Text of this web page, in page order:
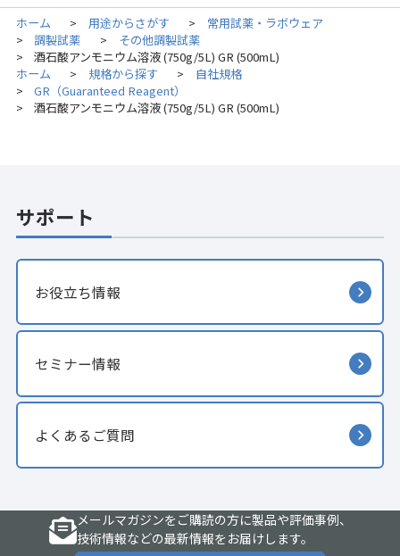
ホーム > 用途からさがす > 常用試薬・ラボウェア
> 調製試薬 > その他調製試薬
>
酒石酸アンモニウム溶液 (750g/5L) GR (500mL)
ホーム
> 規格から探す > 自社規格
> GR（Guaranteed Reagent）
> 酒石酸アンモニウム溶液 (750g/5L) GR (500mL)
サポート
お役立ち情報
セミナー情報
よくあるご質問
メールマガジンをご購読の方に製品や評価事例、
技術情報などの最新情報をお届けします。